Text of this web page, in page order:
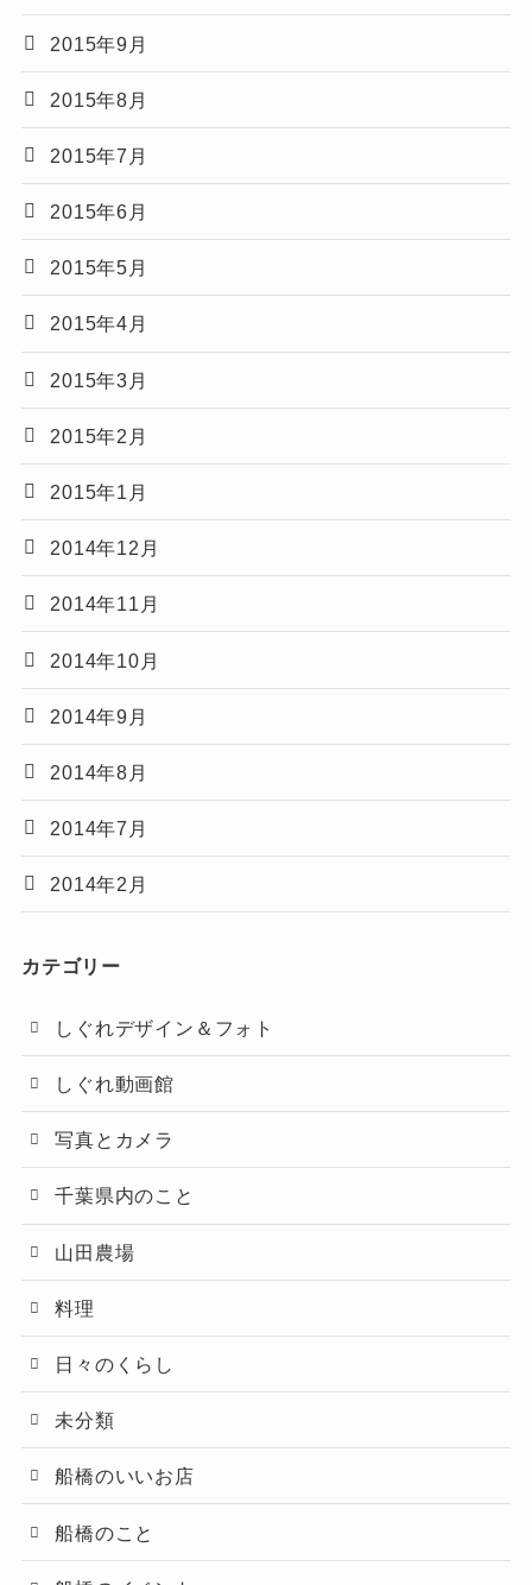
2015年9月
2015年8月
2015年7月
2015年6月
2015年5月
2015年4月
2015年3月
2015年2月
2015年1月
2014年12月
2014年11月
2014年10月
2014年9月
2014年8月
2014年7月
2014年2月
カテゴリー
しぐれデザイン＆フォト
しぐれ動画館
写真とカメラ
千葉県内のこと
山田農場
料理
日々のくらし
未分類
船橋のいいお店
船橋のこと